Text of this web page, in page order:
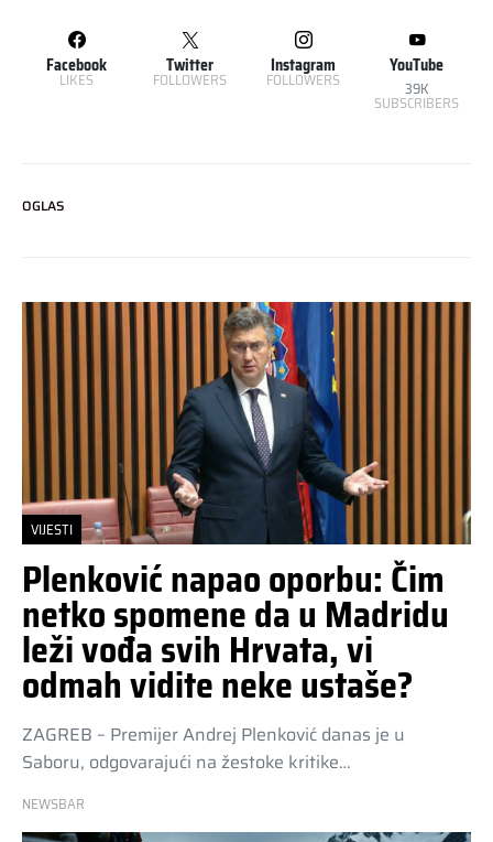
Facebook
LIKES
Twitter
FOLLOWERS
Instagram
FOLLOWERS
YouTube
39K
SUBSCRIBERS
OGLAS
VIJESTI
Plenković napao oporbu: Čim
netko spomene da u Madridu
leži vođa svih Hrvata, vi
odmah vidite neke ustaše?
ZAGREB – Premijer Andrej Plenković danas je u
Saboru, odgovarajući na žestoke kritike…
NEWSBAR